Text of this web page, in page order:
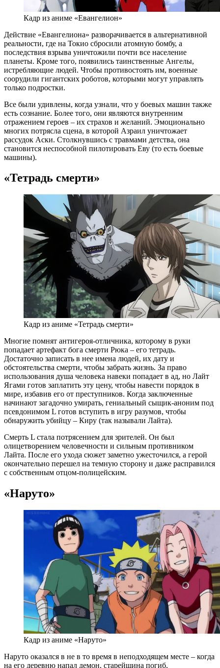
Кадр из аниме «Евангелион»
Действие «Евангелиона» разворачивается в альтернативной
реальности, где на Токио сбросили атомную бомбу, а
последствия взрыва уничтожили почти все население
планеты. Кроме того, появились таинственные Ангелы,
истребляющие людей. Чтобы противостоять им, военные
соорудили гигантских роботов, которыми могут управлять
только подростки.
Все были удивлены, когда узнали, что у боевых машин также
есть сознание. Более того, они являются внутренним
отражением героев – их страхов и желаний. Эмоционально
многих потрясла сцена, в которой Азраил уничтожает
рассудок Аски. Столкнувшись с травмами детства, она
становится неспособной пилотировать Еву (то есть боевые
машины).
«Тетрадь смерти»
Кадр из аниме «Тетрадь смерти»
Многие помнят антигероя-отличника, которому в руки
попадает артефакт бога смерти Рюка – его тетрадь.
Достаточно записать в нее имена людей, их дату и
обстоятельства смерти, чтобы забрать жизнь. За право
использования душа человека навеки попадает в ад, но Лайт
Ягами готов заплатить эту цену, чтобы навести порядок в
мире, избавив его от преступников. Когда заключенные
начинают загадочно умирать, гениальный сыщик-аноним под
псевдонимом L готов вступить в игру разумов, чтобы
обнаружить убийцу – Киру (так называли Лайта).
Смерть L стала потрясением для зрителей. Он был
олицетворением человечности и сильным противником
Лайта. После его ухода сюжет заметно ужесточился, а герой
окончательно перешел на темную сторону и даже расправился
с собственным отцом-полицейским.
«Наруто»
Кадр из аниме «Наруто»
Наруто оказался в не в то время в неподходящем месте – когда
на его деревню напал демон, старейшина погиб,